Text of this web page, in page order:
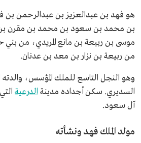
هو فهد بن عبدالعزيز بن عبدالرحمن بن
بن محمد بن سعود بن محمد بن مقرن بن
موسى بن ربيعة بن مانع المريدي، من بني
من ربيعة بن نزار بن معد بن عدنان.
وهو النجل التاسع للملك المؤسس،
السديري. سكن أجداده مدينة الدرعية
آل سعود.
مولد الملك فهد ونشأته